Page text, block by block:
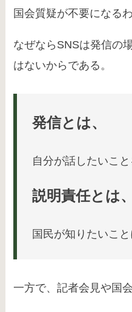
国会質疑が不要になる
なぜならSNSは発信の
はないからである。
発信とは、
自分が話したいこ
説明責任とは、
国民が知りたいこ
一方で、記者会見や国